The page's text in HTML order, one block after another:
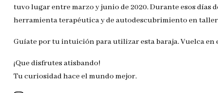
tuvo lugar entre marzo y junio de 2020. Durante esos días
herramienta terapéutica y de autodescubrimiento en
Guíate por tu intuición para utilizar esta baraja. Vuelca
¡Que disfrutes atisbando!
Tu curiosidad hace el mundo mejor.